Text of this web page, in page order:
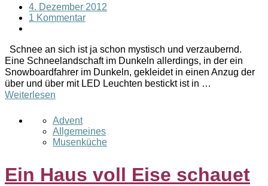
4. Dezember 2012
1 Kommentar
Schnee an sich ist ja schon mystisch und verzaubernd.
Eine Schneelandschaft im Dunkeln allerdings, in der ein
Snowboardfahrer im Dunkeln, gekleidet in einen Anzug der
über und über mit LED Leuchten bestickt ist in …
Weiterlesen
Advent
Allgemeines
Musenküche
Ein Haus voll Eise schauet